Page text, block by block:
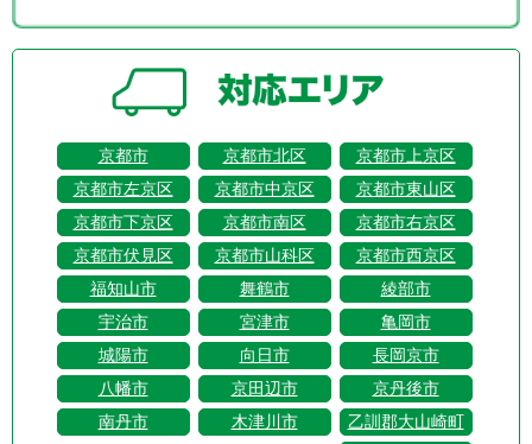
京都市 京都市北区
京都市上京区
京都市左京区
京都市中京区
京都市東山区
京都市下京区
京都市南区
京都市右京区
京都市伏見区
京都市山科区
京都市西京区
福知山市
舞鶴市
綾部市
宇治市
宮津市
亀岡市
城陽市
向日市
長岡京市
八幡市
京田辺市
京丹後市
南丹市
木津川市 乙訓郡大山崎町